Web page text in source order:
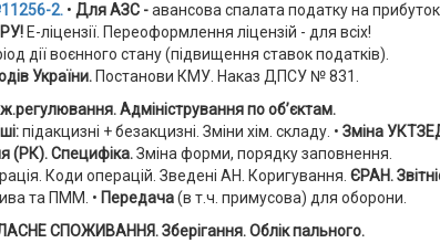
2. • Для АЗС -авансова спалата податку на прибуток.
Е-ліцензії. Переоформлення ліцензій - для всіх!
дії воєнного стану (підвищення ставок податків).
України. Постанови КМУ. Наказ ДПСУ № 831.
Адміністрування по об’єктам.
підакцизні + безакцизні. Зміни хім. складу. • Зміна
(РК).Специфіка.Зміна форми, порядку заповнення.
Коди операцій. Зведені АН. Коригування. ЄРАН.
та ПММ. • Передача(в т.ч. примусова) для оборони.
СПОЖИВАННЯ. Зберігання. Облік пального.